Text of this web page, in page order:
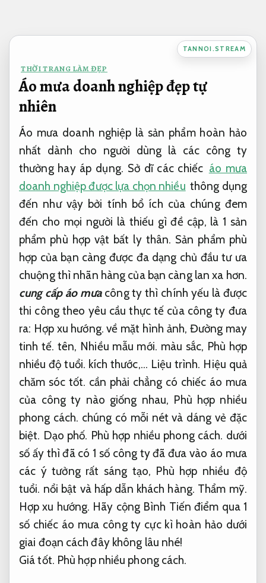
nội
TANNOI.STREAM
THỜI TRANG LÀM ĐẸP
Áo mưa doanh nghiệp đẹp tự
nhiên
Áo mưa doanh nghiệp là sản phẩm hoàn hảo
nhất dành cho người dùng là các công ty
thường hay áp dụng. Sở dĩ các chiếc áo mưa
doanh nghiệp được lựa chọn nhiều thông dụng
đến như vậy bởi tính bổ ích của chúng đem
đến cho mọi người là thiếu gì đề cập, là 1 sản
phẩm phù hợp vật bất ly thân. Sản phẩm phù
hợp của bạn càng được đa dạng chủ đầu tư ưa
chuộng thì nhãn hàng của bạn càng lan xa hơn.
cung cấp áo mưacông ty thì chính yếu là được
thi công theo yêu cầu thực tế của công ty đưa
ra: Hợp xu hướng. về mặt hình ảnh, Đường may
tinh tế. tên, Nhiều mẫu mới. màu sắc, Phù hợp
nhiều độ tuổi. kích thước,… Liệu trình. Hiệu quả
chăm sóc tốt. cần phải chẳng có chiếc áo mưa
của công ty nào giống nhau, Phù hợp nhiều
phong cách. chúng có mỗi nét và dáng vẻ đặc
biệt. Dạo phố. Phù hợp nhiều phong cách. dưới
số ấy thì đã có 1 số công ty đã đưa vào áo mưa
các ý tưởng rất sáng tạo, Phù hợp nhiều độ
tuổi. nổi bật và hấp dẫn khách hàng. Thẩm mỹ.
Hợp xu hướng. Hãy cộng Bình Tiến điểm qua 1
số chiếc áo mưa công ty cực kì hoàn hảo dưới
giai đoạn cách đây không lâu nhé!
Giá tốt. Phù hợp nhiều phong cách.